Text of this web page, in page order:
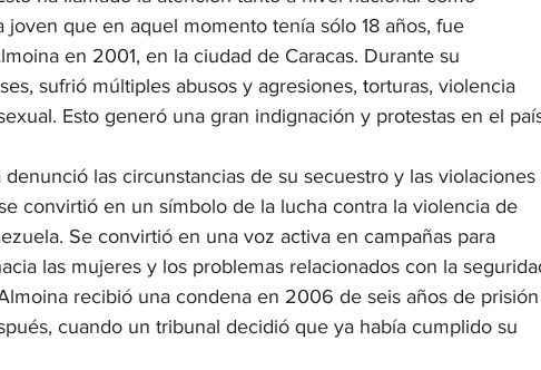
joven que en aquel momento tenía sólo 18 años, fue
en 2001, en la ciudad de Caracas. Durante su
sufrió múltiples abusos y agresiones, torturas, violencia
Esto generó una gran indignación y protestas en el
las circunstancias de su secuestro y las violaciones
convirtió en un símbolo de la lucha contra la violencia de
Se convirtió en una voz activa en campañas para
las mujeres y los problemas relacionados con la
recibió una condena en 2006 de seis años de prisión
cuando un tribunal decidió que ya había cumplido su